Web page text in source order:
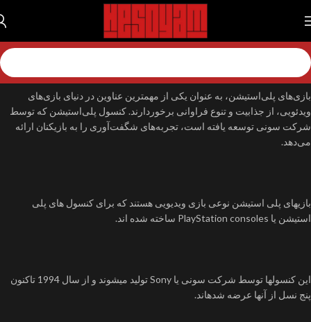
خانه بازی بازی پلی استیشن
نمایش 1–12 از 1451 نتیجه
بازی‌های پلی‌استیشن، به عنوان یکی از مهمترین عناوین در دنیای بازی‌های
ویدئویی، از جذابیت و تنوع فراوانی برخوردارند. کنسول پلی‌استیشن که توسط
شرکت سونی توسعه یافته است، تجربه‌های شگفت‌آوری را به بازیکنان ارائه
می‌دهد.
بازیهای پلی استیشن نوعی بازی ویدیویی هستند که برای کنسول های پلی
استیشن یا PlayStation consoles ساخته شده اند.
این کنسولها توسط شرکت سونی یا Sony تولید میشوند و از سال 1994 تاکنون
پنج نسل از آنها عرضه شدهاند.